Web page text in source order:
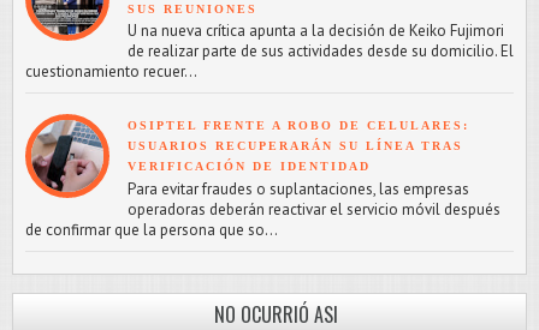
SUS REUNIONES
U na nueva crítica apunta a la decisión de Keiko Fujimori
de realizar parte de sus actividades desde su domicilio. El
cuestionamiento recuer...
OSIPTEL FRENTE A ROBO DE CELULARES:
USUARIOS RECUPERARÁN SU LÍNEA TRAS
VERIFICACIÓN DE IDENTIDAD
Para evitar fraudes o suplantaciones, las empresas
operadoras deberán reactivar el servicio móvil después
de confirmar que la persona que so...
NO OCURRIÓ ASI